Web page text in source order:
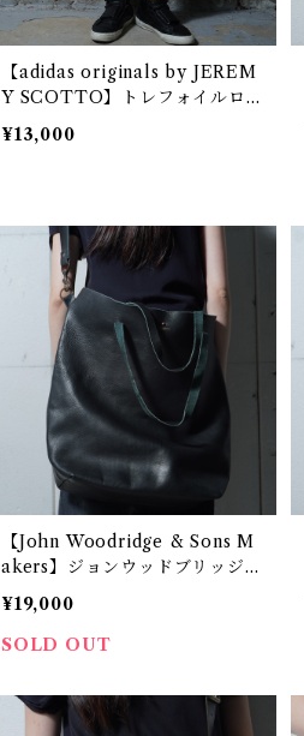
【adidas originals by JEREM
Y SCOTTO】トレフォイルロ
ゴレオパード3ライントラックパ
ンツ beige
¥13,000
【John Woodridge & Sons M
akers】ジョンウッドブリッジ
メイカーズ ラムレザー２WAY
ショルダーバッグ black
¥19,000
SOLD OUT